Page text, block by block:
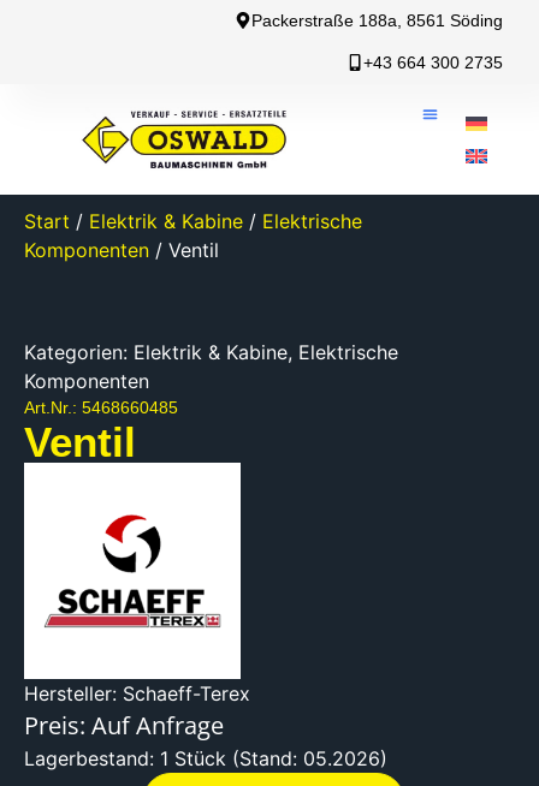
+43 664 300 2735
Packerstraße 188a, 8561 Söding
Start / Elektrik & Kabine / Elektrische
Komponenten / Ventil
Kategorien: Elektrik & Kabine, Elektrische
Komponenten
Art.Nr.: 5468660485
Ventil
Hersteller: Schaeff-Terex
Preis: Auf Anfrage
Lagerbestand: 1 Stück (Stand: 05.2026)